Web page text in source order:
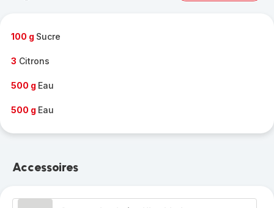
100 g Sucre
3 Citrons
500 g Eau
500 g Eau
Accessoires